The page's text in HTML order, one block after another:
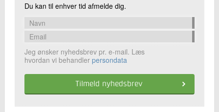
Du kan til enhver tid afmelde dig.
Jeg ønsker nyhedsbrev pr. e-mail. Læs
hvordan vi behandler persondata